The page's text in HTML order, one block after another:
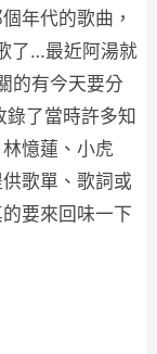
年代的歌曲，
了…最近阿湯就
的有今天要分
了當時許多知
憶蓮、小虎
歌單、歌詞或
要來回味一下